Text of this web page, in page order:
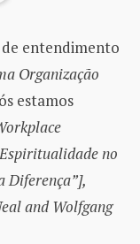
entendimento
Organização
estamos
no
Diferença”],
and Wolfgang